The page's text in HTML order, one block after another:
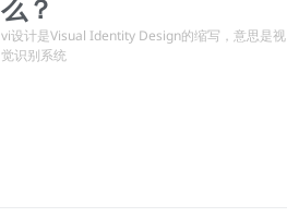
么？
vi设计是Visual Identity Design的缩写，意思是视
觉识别系统